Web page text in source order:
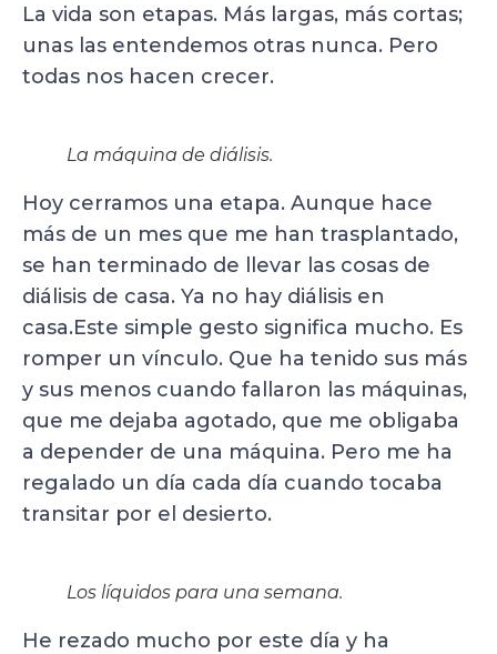
La vida son etapas. Más largas, más cortas;
unas las entendemos otras nunca. Pero
todas nos hacen crecer.
La máquina de diálisis.
Hoy cerramos una etapa. Aunque hace
más de un mes que me han trasplantado,
se han terminado de llevar las cosas de
diálisis de casa. Ya no hay diálisis en
casa.Este simple gesto significa mucho. Es
romper un vínculo. Que ha tenido sus más
y sus menos cuando fallaron las máquinas,
que me dejaba agotado, que me obligaba
a depender de una máquina. Pero me ha
regalado un día cada día cuando tocaba
transitar por el desierto.
Los líquidos para una semana.
He rezado mucho por este día y ha